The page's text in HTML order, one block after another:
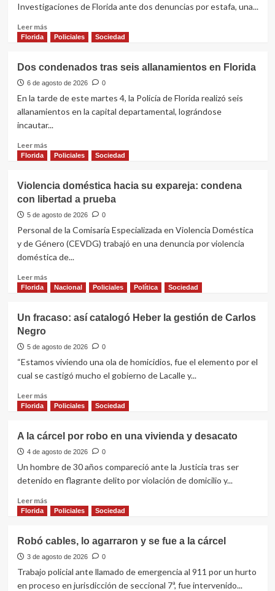
Investigaciones de Florida ante dos denuncias por estafa, una...
Leer másLeer
más
a
una
mujer
por
en
sociales
Florida Policiales Sociedad
Dos condenados tras seis allanamientos en Florida
6 de agosto de 2026 0
En la tarde de este martes 4, la Policía de Florida realizó seis
allanamientos en la capital departamental, lográndose
incautar...
Leer másLeer
más
condenados
tras
seis
allanamientos
Florida
Florida Policiales Sociedad
Violencia doméstica hacia su expareja: condena
con libertad a prueba
5 de agosto de 2026 0
Personal de la Comisaría Especializada en Violencia Doméstica
y de Género (CEVDG) trabajó en una denuncia por violencia
doméstica de...
Leer másLeer
más
doméstica
su
expareja:
con
a
Florida Nacional Policiales Política Sociedad
Un fracaso: así catalogó Heber la gestión de Carlos
Negro
5 de agosto de 2026 0
“Estamos viviendo una ola de homicidios, fue el elemento por el
cual se castigó mucho el gobierno de Lacalle y...
Leer másLeer
más
fracaso:
así
catalogó
Heber
gestión
de
Florida Policiales Sociedad
A la cárcel por robo en una vivienda y desacato
4 de agosto de 2026 0
Un hombre de 30 años compareció ante la Justicia tras ser
detenido en flagrante delito por violación de domicilio y...
Leer másLeer
más
la
cárcel
por
Florida Policiales Sociedad
Robó cables, lo agarraron y se fue a la cárcel
3 de agosto de 2026 0
Trabajo policial ante llamado de emergencia al 911 por un hurto
en proceso en jurisdicción de seccional 7ª, fue intervenido...